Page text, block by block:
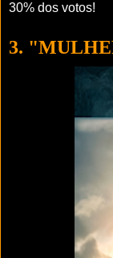
30% dos votos!
3.